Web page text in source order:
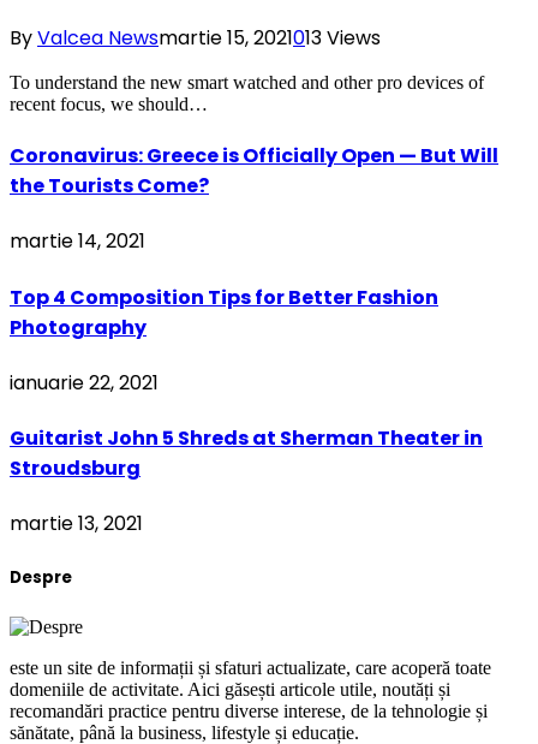
ByValcea Newsmartie 15, 2021013Views
To understand the new smart watched and other pro devices of
recent focus, we should…
Coronavirus: Greece is Officially Open — But Will
the Tourists Come?
martie 14, 2021
Top 4 Composition Tips for Better Fashion
Photography
ianuarie 22, 2021
Guitarist John 5 Shreds at Sherman Theater in
Stroudsburg
martie 13, 2021
Despre
este un site de informații și sfaturi actualizate, care acoperă toate
domeniile de activitate. Aici găsești articole utile, noutăți și
recomandări practice pentru diverse interese, de la tehnologie și
sănătate, până la business, lifestyle și educație.